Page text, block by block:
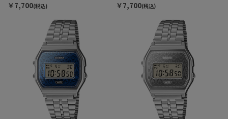
￥7,700(税込) ￥7,700(税込)